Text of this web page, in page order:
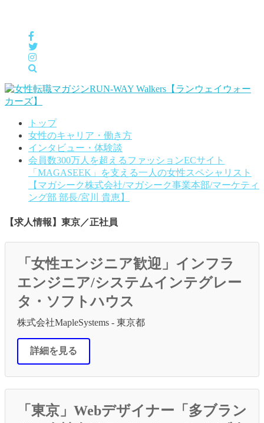
トップ
女性のキャリア・働き方
インタビュー・体験談
会員数300万人を超えるファッションECサイト
「MAGASEEK」を支える一人の女性スペシャリスト
【マガシーク株式会社/マガシーク事業本部/マーケティ
ング部 部長/宮川 貴恵】
【求人情報】東京／正社員
「女性エンジニア歓迎」インフラ
エンジニア/システムインテグレー
タ・ソフトハウス
株式会社MapleSystems - 東京都
詳細を見る
「東京」Webデザイナー「多ブラン